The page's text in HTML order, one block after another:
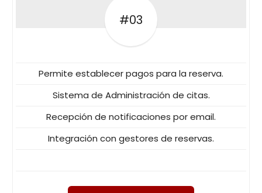
#03
Permite establecer pagos para la reserva.
Sistema de Administración de citas.
Recepción de notificaciones por email.
Integración con gestores de reservas.